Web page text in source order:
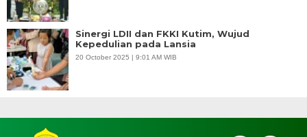
Sinergi LDII dan FKKI Kutim, Wujud
Kepedulian pada Lansia
20 October 2025 | 9:01 AM WIB